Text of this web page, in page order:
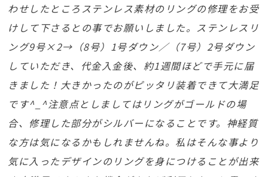
わせしたところステンレス素材のリングの修理をお受
けして下さるとの事でお願いしました。 ステンレスリ
ング9号×2→（8号）1号ダウン／（7号）2号ダウン
していただき、代金入金後、約1週間ほどで手元に届
きました！大きかったのがピッタリ装着できて大満足
です^_^注意点としましてはリングがゴールドの場
合、修理した部分がシルバーになることです。神経質
な方は気になるかもしれませんね。私はそんな事より
気に入ったデザインのリングを身につけることが出来